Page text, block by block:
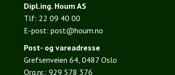
Dipl.ing. Houm AS
Tlf: 22 09 40 00
E-post: post@houm.no
Post- og vareadresse
Grefsenveien 64, 0487 Oslo
Org.nr.: 929 578 376